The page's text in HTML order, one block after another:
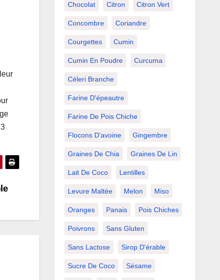
Chocolat Citron Citron Vert
Concombre Coriandre
Courgettes Cumin
Cumin En Poudre Curcuma
Céleri Branche
Farine D'épeautre
Farine De Pois Chiche
Flocons D'avoine Gingembre
Graines De Chia Graines De Lin
Lait De Coco Lentilles
Levure Maltée Melon Miso
Oranges Panais Pois Chiches
Poivrons Sans Gluten
Sans Lactose Sirop D'érable
Sucre De Coco Sésame